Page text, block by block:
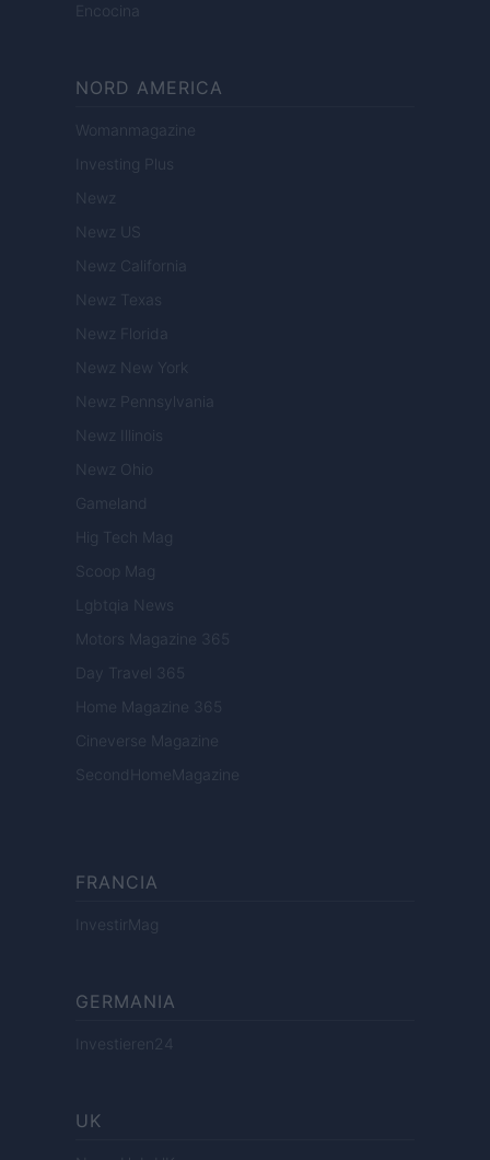
Encocina
NORD AMERICA
Womanmagazine
Investing Plus
Newz
Newz US
Newz California
Newz Texas
Newz Florida
Newz New York
Newz Pennsylvania
Newz Illinois
Newz Ohio
Gameland
Hig Tech Mag
Scoop Mag
Lgbtqia News
Motors Magazine 365
Day Travel 365
Home Magazine 365
Cineverse Magazine
SecondHomeMagazine
FRANCIA
InvestirMag
GERMANIA
Investieren24
UK